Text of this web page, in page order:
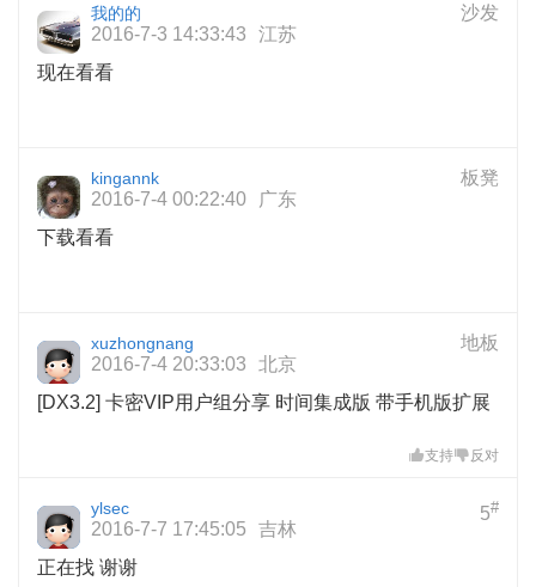
沙发
我的的
2016-7-3 14:33:43
江苏
现在看看
板凳
kingannk
2016-7-4 00:22:40
广东
下载看看
地板
xuzhongnang
2016-7-4 20:33:03
北京
[DX3.2] 卡密VIP用户组分享 时间集成版 带手机版扩展
支持 反对
5#
ylsec
2016-7-7 17:45:05
吉林
正在找 谢谢